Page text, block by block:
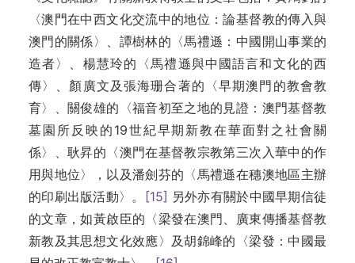
〈澳門在中西文化交流中的地位：論基督教的傳入與
澳門的關係〉、譚樹林的〈馬禮遜：中國開山事業的
造者〉、楊慧玲的〈馬禮遜與中國語言和文化的西
傳〉、顏廣文及張海珊合著的〈早期澳門的教會教
育〉、關俊雄的〈福音初至之地的見證：澳門基督教
墓園所反映的19世紀早期新教在華面對之社會關
係〉、耿昇的〈澳門在基督教宗教第三次入華中的作
用與地位〉，以及潘劍芬的〈馬禮遜在穗澳地區主辦
的印刷出版活動〉。
[15] 另外亦有關於中國早期信徒
的文章，如黃啟臣的〈梁發在澳門、廣東傳播基督教
新教及其思想文化效應〉及胡錦峰的〈梁發：中國最